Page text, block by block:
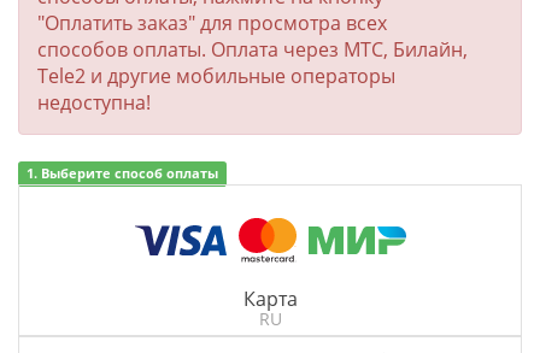
"Оплатить заказ" для просмотра всех
способов оплаты. Оплата через МТС, Билайн,
Tele2 и другие мобильные операторы
недоступна!
1. Выберите способ оплаты
Карта
RU